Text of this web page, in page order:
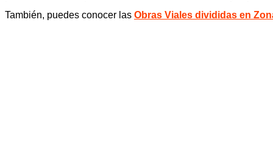
También, puedes conocer las Obras Viales divididas en